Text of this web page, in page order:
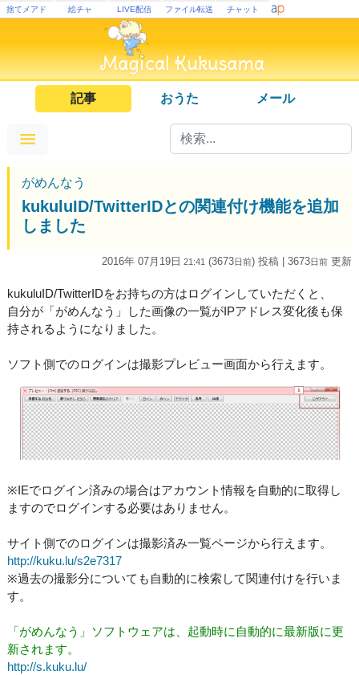
捨てメアド 絵チャ LIVE配信 ファイル転送 チャット
記事 おうた メール
がめんなう
kukuluID/TwitterIDとの関連付け機能を追加
しました
2016年 07月19日 21:41 (3673日前) 投稿 | 3673日前 更新
kukuluID/TwitterIDをお持ちの方はログインしていただくと、
自分が「がめんなう」した画像の一覧がIPアドレス変化後も保
持されるようになりました。
ソフト側でのログインは撮影プレビュー画面から行えます。
※IEでログイン済みの場合はアカウント情報を自動的に取得し
ますのでログインする必要はありません。
サイト側でのログインは撮影済み一覧ページから行えます。
http://kuku.lu/s2e7317
※過去の撮影分についても自動的に検索して関連付けを行いま
す。
「がめんなう」ソフトウェアは、起動時に自動的に最新版に更
新されます。
http://s.kuku.lu/